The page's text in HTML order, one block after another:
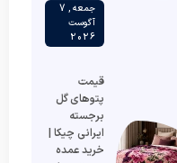
جمعه , 7
آگوست
2026
قیمت
پتوهای گل
برجسته
ایرانی چیکا |
خرید عمده